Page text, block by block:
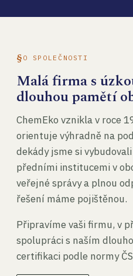
O SPOLEČNOSTI
Malá firma s
dlouhou pamětí
ChemEko vznikla v roce
orientuje výhradně na
dekády jsme si
předními institucemi v
veřejné správy a plnou
řešení máme pojištěnou.
Připravíme vaši firmu, v
spolupráci s naším
certifikaci podle normy